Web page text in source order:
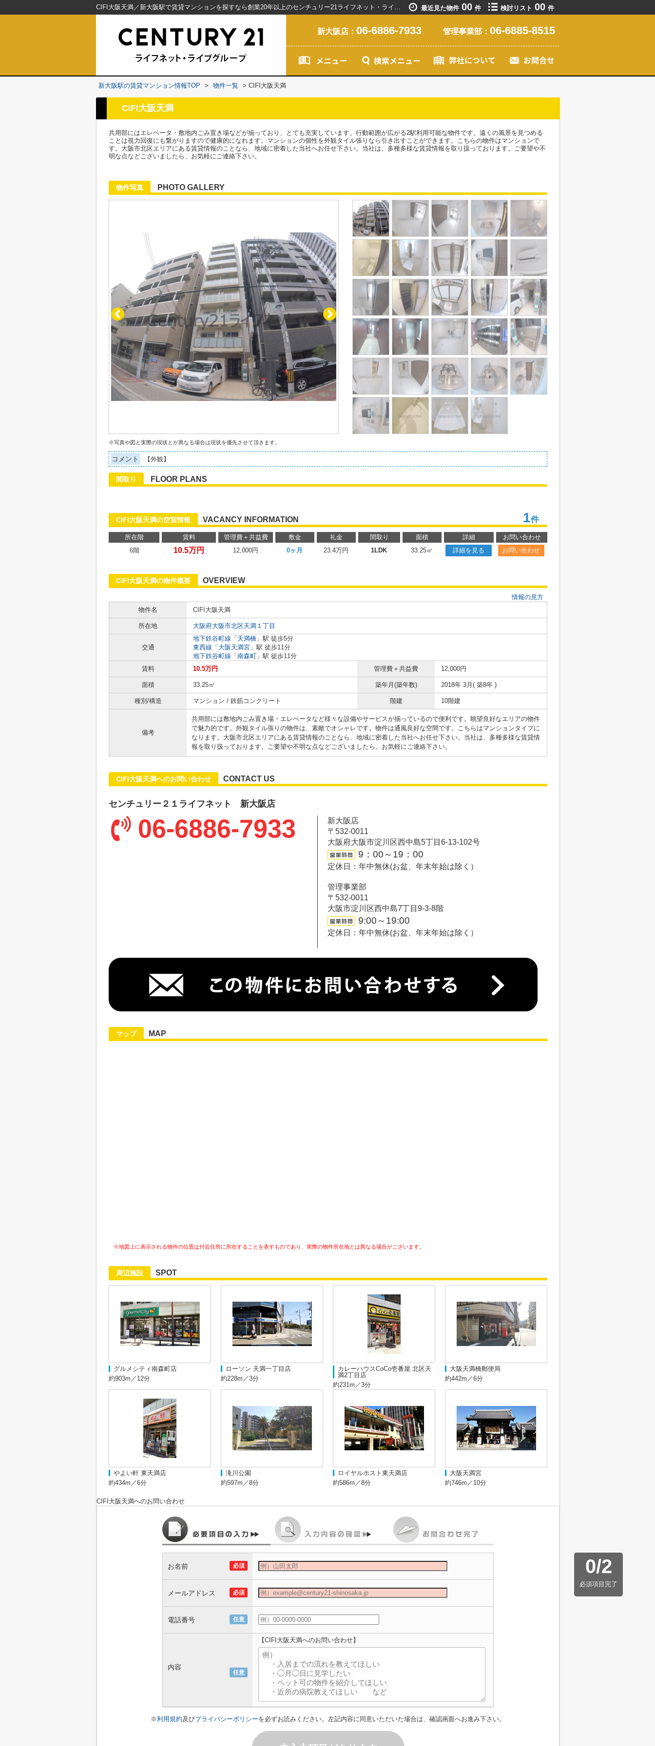
CIFI大阪天満／新大阪駅で賃貸マンションを探すなら創業20年以上のセンチュリー21ライフネット・ライブグループ 最近見た物件 00 件 検討リスト 00 件
新大阪店： 06-6886-7933 管理事業部： 06-6885-8515
新大阪駅の賃貸マンション情報TOP > 物件一覧 > CIFI大阪天満
CIFI大阪天満
共用部にはエレベータ・敷地内ごみ置き場などが揃っており、とても充実しています。行動範囲が広がる2駅利用可能な物件です。遠くの風景を見つめる
ことは視力回復にも繋がりますので健康的になれます。マンションの個性を外観タイル張りなら引き出すことができます。こちらの物件はマンションで
す。大阪市北区エリアにある賃貸情報のことなら、地域に密着した当社へお任せ下さい。当社は、多種多様な賃貸情報を取り扱っております。ご要望や不
明な点などございましたら、お気軽にご連絡下さい。
物件写真 PHOTO GALLERY
※写真や図と実際の現状とが異なる場合は現状を優先させて頂きます。
コメント 【外観】
間取り FLOOR PLANS
CIFI大阪天満の空室情報 VACANCY INFORMATION 1件
所在階 賃料 管理費＋共益費 敷金 礼金 間取り 面積 詳細
お問い合わせ
6階
10.5万円 12,000円 0ヶ月 23.4万円 1LDK 33.25㎡ 詳細を見る お問い合わせ
CIFI大阪天満の物件概要 OVERVIEW
情報の見方
物件名
CIFI大阪天満
所在地 大阪府大阪市北区天満１丁目
交通
地下鉄谷町線 「 天満橋 」駅 徒歩5分
東西線 「 大阪天満宮 」駅 徒歩11分
地下鉄谷町線 「 南森町 」駅 徒歩11分
賃料
10.5万円 管理費＋共益費 12,000円
面積 33.25㎡ 築年月(築年数) 2018年 3月( 築8年 )
種別/構造 マンション / 鉄筋コンクリート 階建 10階建
備考
共用部には敷地内ごみ置き場・エレベータなど様々な設備やサービスが揃っているので便利です。眺望良好なエリアの物件
で魅力的です。外観タイル張りの物件は、素敵でオシャレです。物件は通風良好な空間です。こちらはマンションタイプに
なります。大阪市北区エリアにある賃貸情報のことなら、地域に密着した当社へお任せ下さい。当社は、多種多様な賃貸情
報を取り扱っております。ご要望や不明な点などございましたら、お気軽にご連絡下さい。
CIFI大阪天満へのお問い合わせ CONTACT US
センチュリー２１ライフネット 新大阪店
06-6886-7933
新大阪店
〒532-0011
大阪府大阪市淀川区西中島5丁目6-13-102号
9：00～19：00
定休日：年中無休(お盆、年末年始は除く）
管理事業部
〒532-0011
大阪市淀川区西中島7丁目9-3-8階
9:00～19:00
定休日：年中無休(お盆、年末年始は除く）
マップ MAP
※地図上に表示される物件の位置は付近住所に所在することを表すものであり、実際の物件所在地とは異なる場合がございます。
周辺施設 SPOT
グルメシティ南森町店
約903m／12分
ローソン 天満一丁目店
約228m／3分
カレーハウスCoCo壱番屋 北区天
満2丁目店
約231m／3分
大阪天満橋郵便局
約442m／6分
やよい軒 東天満店
約434m／6分
滝川公園
約597m／8分
ロイヤルホスト東天満店
約586m／8分
大阪天満宮
約746m／10分
CIFI大阪天満へのお問い合わせ
0/2
必須項目完了
必須
お名前
必須
メールアドレス
任意
電話番号
任意
内容
【CIFI大阪天満へのお問い合わせ】
※利用規約及びプライバシーポリシーを必ずお読みください。左記内容に同意いただいた場合は、確認画面へお進み下さい。